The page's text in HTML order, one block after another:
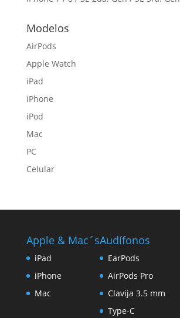
Modelos
AirPods
Apple Watch
iPad
iPhone
iPod
Mac
PC
Celular
Apple & Mac´s
iPad
iPhone
Mac
Audífonos
EarPods
AirPods Pro
Clavija 3.5 mm
Type-C